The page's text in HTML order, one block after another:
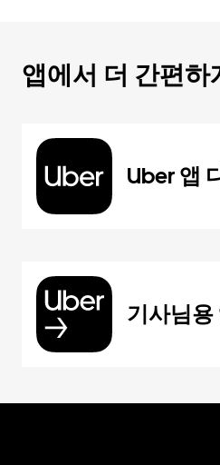
앱에서 더 간편하
Uber 앱
기사님용